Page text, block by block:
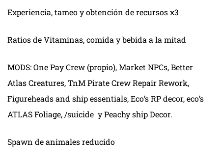
Experiencia, tameo y obtención de recursos x3
Ratios de Vitaminas, comida y bebida a la mitad
MODS: One Pay Crew (propio), Market NPCs, Better
Atlas Creatures, TnM Pirate Crew Repair Rework,
Figureheads and ship essentials, Eco’s RP decor, eco’s
ATLAS Foliage, /suicide y Peachy ship Decor.
Spawn de animales reducido